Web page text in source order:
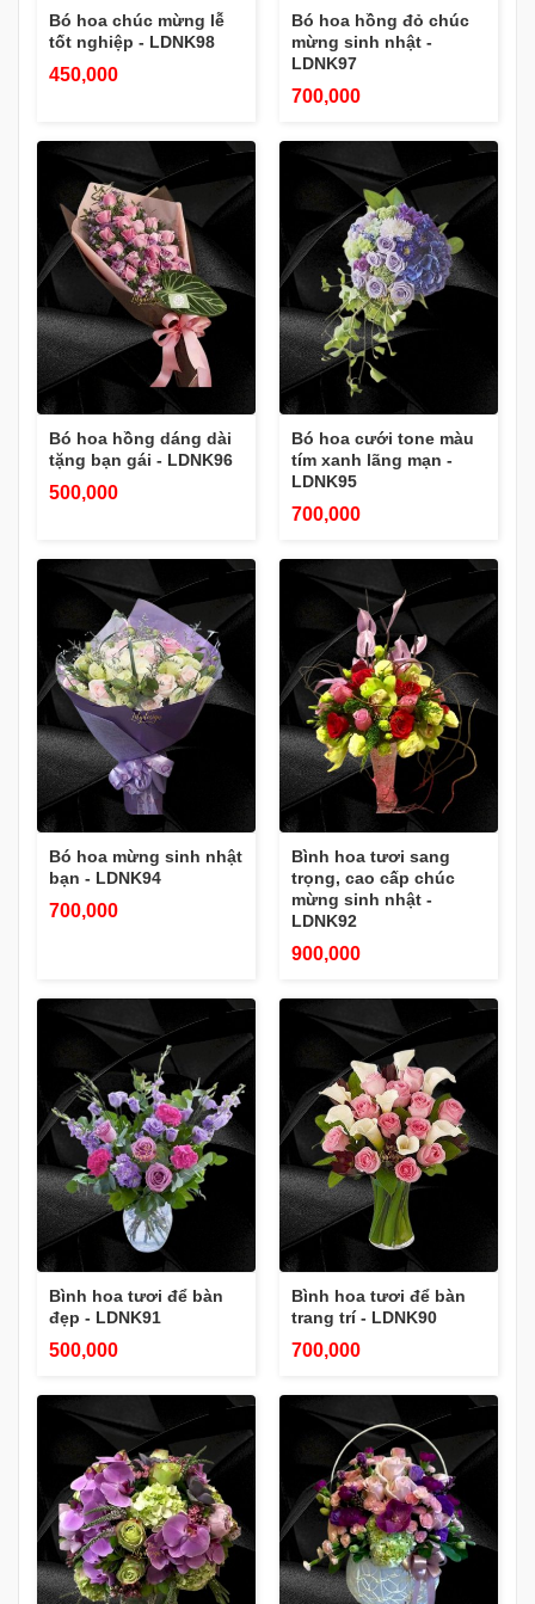
Bó hoa chúc mừng lễ
tốt nghiệp - LDNK98
450,000
Bó hoa hồng đỏ chúc
mừng sinh nhật -
LDNK97
700,000
Bó hoa hồng dáng dài
tặng bạn gái - LDNK96
500,000
Bó hoa cưới tone màu
tím xanh lãng mạn -
LDNK95
700,000
Bó hoa mừng sinh nhật
bạn - LDNK94
700,000
Bình hoa tươi sang
trọng, cao cấp chúc
mừng sinh nhật -
LDNK92
900,000
Bình hoa tươi để bàn
đẹp - LDNK91
500,000
Bình hoa tươi để bàn
trang trí - LDNK90
700,000